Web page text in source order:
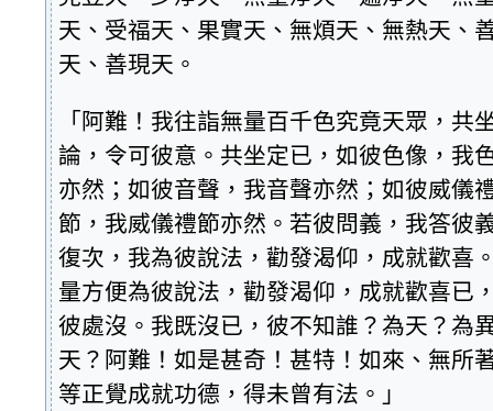
天、受福天、果實天、無煩天、無熱天、
天、善現天。
「阿難！我往詣無量百千色究竟天眾，共
論，令可彼意。共坐定已，如彼色像，我
亦然；如彼音聲，我音聲亦然；如彼威儀
節，我威儀禮節亦然。若彼問義，我答彼
復次，我為彼說法，勸發渴仰，成就歡喜
量方便為彼說法，勸發渴仰，成就歡喜已
彼處沒。我既沒已，彼不知誰？為天？為
天？阿難！如是甚奇！甚特！如來、無所
等正覺成就功德，得未曾有法。」